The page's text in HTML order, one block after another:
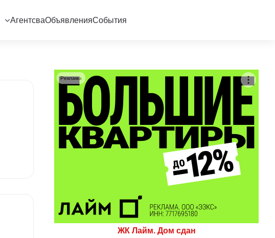
АгентсваОбъявленияСобытия
ЖК Лайм. Дом сдан
Реклама